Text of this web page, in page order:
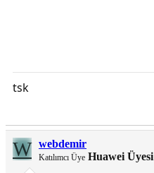
tsk
W webdemir
Katılımcı Üye Huawei Üyesi